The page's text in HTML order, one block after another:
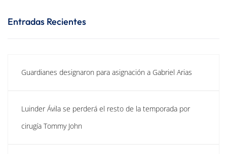
Entradas Recientes
Guardianes designaron para asignación a Gabriel Arias
Luinder Ávila se perderá el resto de la temporada por
cirugía Tommy John